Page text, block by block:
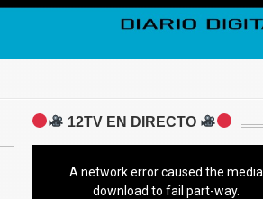
12TV EN DIRECTO
A network error caused the media
download to fail part-way.